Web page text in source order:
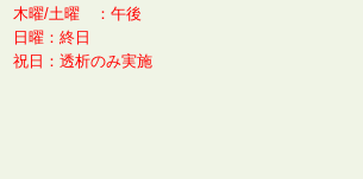
木曜/土曜 ：午後
日曜：終日
祝日：透析のみ実施